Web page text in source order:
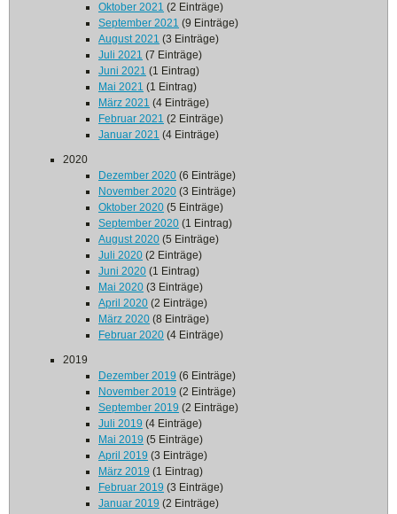
Oktober 2021 (2 Einträge)
September 2021 (9 Einträge)
August 2021 (3 Einträge)
Juli 2021 (7 Einträge)
Juni 2021 (1 Eintrag)
Mai 2021 (1 Eintrag)
März 2021 (4 Einträge)
Februar 2021 (2 Einträge)
Januar 2021 (4 Einträge)
2020
Dezember 2020 (6 Einträge)
November 2020 (3 Einträge)
Oktober 2020 (5 Einträge)
September 2020 (1 Eintrag)
August 2020 (5 Einträge)
Juli 2020 (2 Einträge)
Juni 2020 (1 Eintrag)
Mai 2020 (3 Einträge)
April 2020 (2 Einträge)
März 2020 (8 Einträge)
Februar 2020 (4 Einträge)
2019
Dezember 2019 (6 Einträge)
November 2019 (2 Einträge)
September 2019 (2 Einträge)
Juli 2019 (4 Einträge)
Mai 2019 (5 Einträge)
April 2019 (3 Einträge)
März 2019 (1 Eintrag)
Februar 2019 (3 Einträge)
Januar 2019 (2 Einträge)